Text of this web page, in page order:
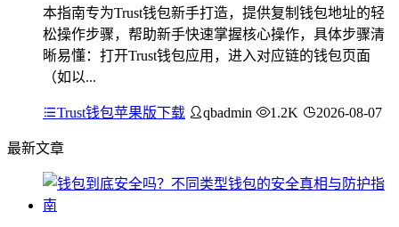
本指南专为Trust钱包新手打造，提供复制钱包地址的轻
松操作步骤，帮助新手快速掌握核心操作，具体步骤清
晰易懂：打开Trust钱包应用，进入对应链的钱包页面
（如以...
Trust钱包苹果版下载 qbadmin 1.2K 2026-08-07
最新文章